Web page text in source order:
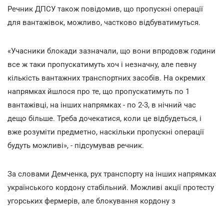
Речник ДПСУ також повідомив, що пропускні операції
для вантажівок, можливо, частково відбуватимуться.
«Учасники блокади зазначали, що вони впродовж години
все ж таки пропускатимуть хоч і незначну, але певну
кількість вантажних транспортних засобів. На окремих
напрямках йшлося про те, що пропускатимуть по 1
вантажівці, на інших напрямках - по 2-3, в нічний час
дещо більше. Треба дочекатися, коли це відбудеться, і
вже розуміти предметно, наскільки пропускні операції
будуть можливі», - підсумував речник.
За словами Демченка, рух транспорту на інших напрямках
українського кордону стабільний. Можливі акції протесту
угорських фермерів, але блокування кордону з